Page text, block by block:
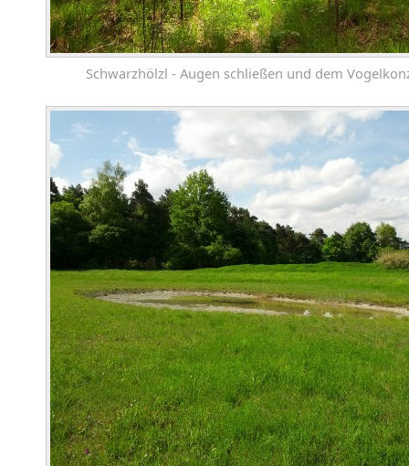
Schwarzhölzl - Augen schließen und dem